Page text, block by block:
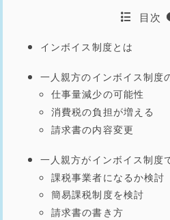
目次
インボイス制度とは
一人親方のインボイス制度
仕事量減少の可能性
消費税の負担が増える
請求書の内容変更
一人親方がインボイス制度
課税事業者になるか検討
簡易課税制度を検討
請求書の書き方